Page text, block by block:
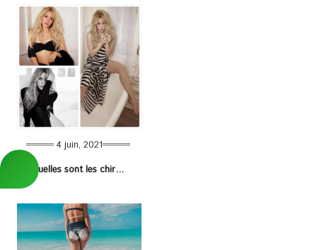
4 juin, 2021
Quelles sont les chirurgies esthétiques de Shakira ?